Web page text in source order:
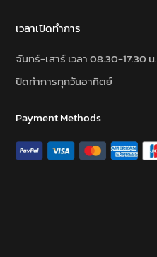
เวลาเปิดทำการ
จันทร์-เสาร์ เวลา 08.30-17.30 น.
ปิดทำการทุกวันอาทิตย์
Payment Methods